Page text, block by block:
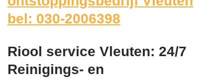
bel: 030-2006398
Riool service Vleuten: 24/7
Reinigings- en